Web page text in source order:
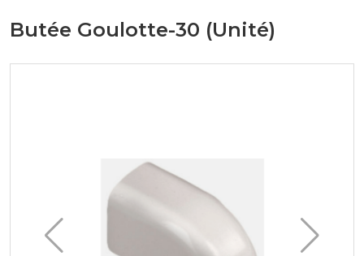
Butée Goulotte-30 (Unité)